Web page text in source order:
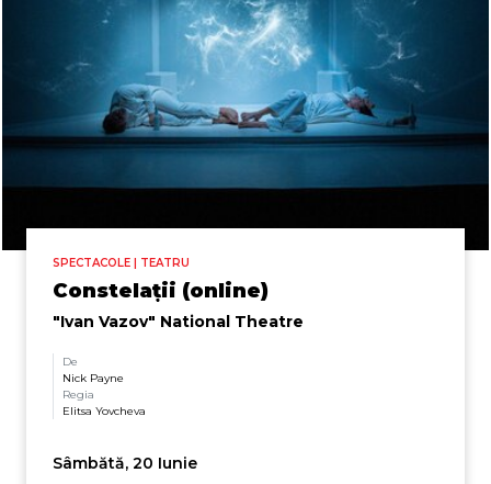
SPECTACOLE | TEATRU
Constelații (online)
"Ivan Vazov" National Theatre
De
Nick Payne
Regia
Elitsa Yovcheva
Sâmbătă, 20 Iunie